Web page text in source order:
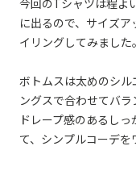
に出るので、サイズ
イリングしてみました。
ボトムスは太めのシ
ングスで合わせてバラ
ドレープ感のあるし
て、シンプルコーデを